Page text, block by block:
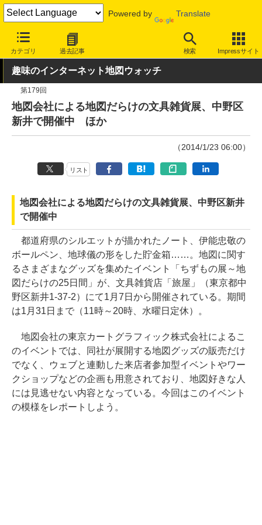
Powered by Translate
カテゴリ 過去記事 検索 Impressサイト
INTERNET Watch トピック
趣味のインターネット地図ウォッチ
第179回
地図会社による地図だらけの文具雑貨展、中野区
新井で開催中 ほか
（2014/1/23 06:00）
リスト
地図会社による地図だらけの文具雑貨展、中野区新井
で開催中
都道府県のシルエットが描かれたノート、伊能忠敬の
ボールペン、地球儀の形をした貯金箱……。地図に関す
るさまざまなグッズを集めたイベント「ちずもの展～地
図だらけの25日間」が、文具雑貨店「旅屋」（東京都中
野区新井1-37-2）にて1月7日から開催されている。期間
は1月31日まで（11時～20時、水曜日定休）。
地図会社の東京カートグラフィック株式会社によるこ
のイベントでは、同社が展開する地図グッズの販売だけ
でなく、ウェブと連動した来店者参加型イベントやワー
クショップなどの企画も用意されており、地図好きな人
には見逃せない内容となっている。今回はこのイベント
の模様をレポートしよう。